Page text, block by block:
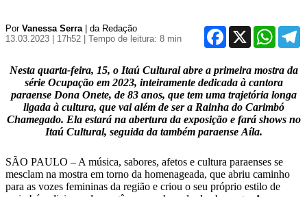
Por Vanessa Serra| da Redação
13.03.2023 | 17h52
| Tempo de leitura: 8 min
Facebook
X
Nesta quarta-feira, 15, o Itaú Cultural abre a primeira mostra da
série Ocupação em 2023, inteiramente dedicada à cantora
paraense Dona Onete, de 83 anos, que tem uma trajetória longa
ligada à cultura, que vai além de ser a Rainha do Carimbó
Chamegado. Ela estará na abertura da exposição e fará shows no
Itaú Cultural, seguida da também paraense Aíla.
SÃO PAULO – A música, sabores, afetos e cultura paraenses se
mesclam na mostra em torno da homenageada, que abriu caminho
para as vozes femininas da região e criou o seu próprio estilo de